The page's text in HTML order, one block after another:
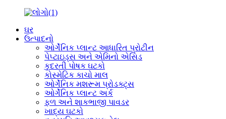
ઘર
ઉત્પાદનો
ઓર્ગેનિક પ્લાન્ટ આધારિત પ્રોટીન
પેપ્ટાઇડ્સ અને એમિનો એસિડ
કુદરતી પોષક ઘટકો
કોસ્મેટિક કાચો માલ
ઓર્ગેનિક મશરૂમ પ્રોડક્ટ્સ
ઓર્ગેનિક પ્લાન્ટ અર્ક
ફળ અને શાકભાજી પાવડર
ખાદ્ય ઘટકો